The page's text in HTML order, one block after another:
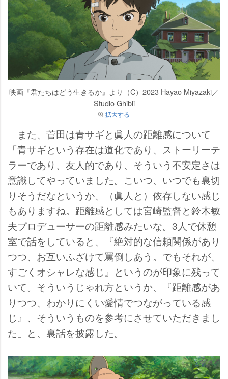
映画『君たちはどう生きるか』より（C）2023 Hayao Miyazaki／
Studio Ghibli
拡大する
また、菅田は青サギと眞人の距離感について
「青サギという存在は道化であり、ストーリーテ
ラーであり、友人的であり、そういう不安定さは
意識してやっていました。こいつ、いつでも裏切
りそうだなというか、（眞人と）依存しない感じ
もありますね。距離感としては宮崎監督と鈴木敏
夫プロデューサーの距離感みたいな。3人で休憩
室で話をしていると、『絶対的な信頼関係があり
つつ、お互いふざけて罵倒しあう。でもそれが、
すごくオシャレな感じ』というのが印象に残って
いて。そういうじゃれ方というか、『距離感があ
りつつ、わかりにくい愛情でつながっている感
じ』、そういうものを参考にさせていただきまし
た」と、裏話を披露した。